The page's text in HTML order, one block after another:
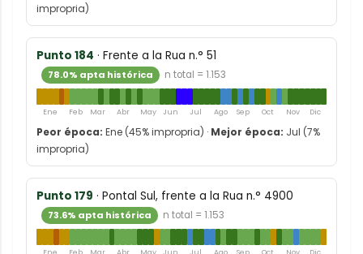
impropria)
Punto 184 · Frente a la Rua n.° 51
78.0% apta histórica n total = 1.153
Ene Feb Mar Abr May Jun Jul Ago Sep Oct Nov Dic
Peor época: Ene (45% impropria) · Mejor época: Jul (7%
impropria)
Punto 179 · Pontal Sul, frente a la Rua n.° 4900
73.6% apta histórica n total = 1.153
Ene Feb Mar Abr May Jun Jul Ago Sep Oct Nov Dic